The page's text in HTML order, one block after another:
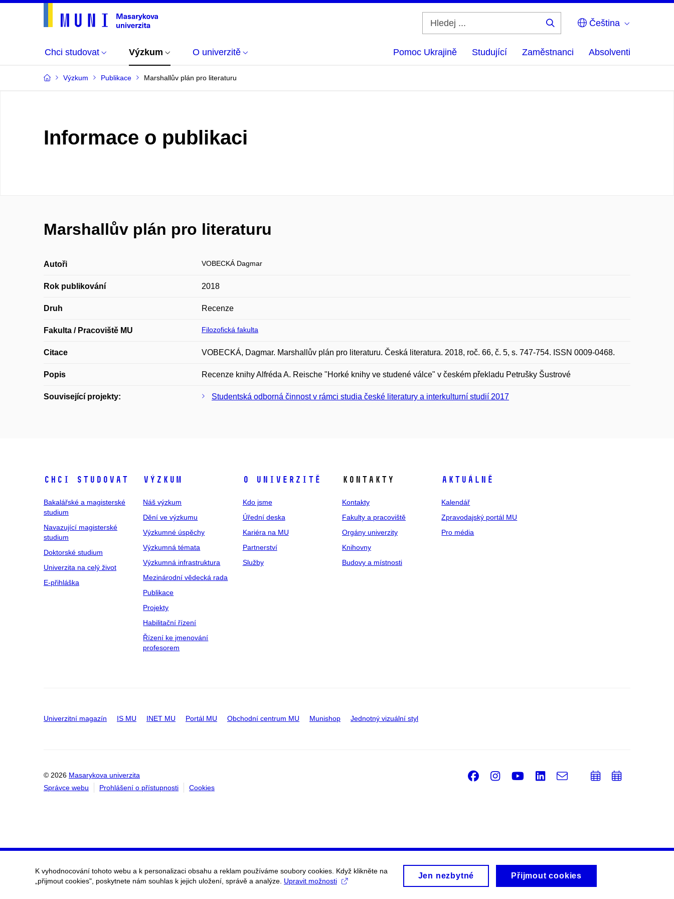
Čeština
Chci studovat Výzkum O univerzitě Pomoc Ukrajině Studující Zaměstnanci Absolventi
Výzkum Publikace Marshallův plán pro literaturu
Informace o publikaci
Marshallův plán pro literaturu
Autoři VOBECKÁ Dagmar
Rok publikování 2018
Druh Recenze
Fakulta / Pracoviště MU Filozofická fakulta
Citace VOBECKÁ, Dagmar. Marshallův plán pro literaturu. Česká literatura. 2018, roč. 66, č. 5, s. 747-754. ISSN 0009-0468.
Popis Recenze knihy Alfréda A. Reische "Horké knihy ve studené válce" v českém překladu Petrušky Šustrové
Související projekty: Studentská odborná činnost v rámci studia české literatury a interkulturní studií 2017
Chci studovat
Bakalářské a magisterské
studium
Navazující magisterské
studium
Doktorské studium
Univerzita na celý život
E-přihláška
Výzkum
Náš výzkum
Dění ve výzkumu
Výzkumné úspěchy
Výzkumná témata
Výzkumná infrastruktura
Mezinárodní vědecká rada
Publikace
Projekty
Habilitační řízení
Řízení ke jmenování
profesorem
O univerzitě
Kdo jsme
Úřední deska
Kariéra na MU
Partnerství
Služby
Kontakty
Kontakty
Fakulty a pracoviště
Orgány univerzity
Knihovny
Budovy a místnosti
Aktuálně
Kalendář
Zpravodajský portál MU
Pro média
Univerzitní magazín IS MU INET MU Portál MU Obchodní centrum MU Munishop Jednotný vizuální styl
© 2026 Masarykova univerzita
Správce webu
Prohlášení o přístupnosti Cookies
Facebook
Instagram
Youtube
LinkedIn
e-
PřidatPřidat
K vyhodnocování tohoto webu a k personalizaci obsahu a reklam používáme soubory cookies. Když klikněte na
„přijmout cookies", poskytnete nám souhlas k jejich uložení, správě a analýze. Upravit možnosti
Jen nezbytné Přijmout cookies